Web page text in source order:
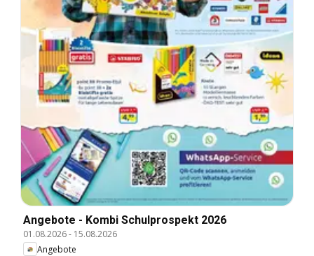
Angebote - Kombi Schulprospekt 2026
01.08.2026- 15.08.2026
Angebote